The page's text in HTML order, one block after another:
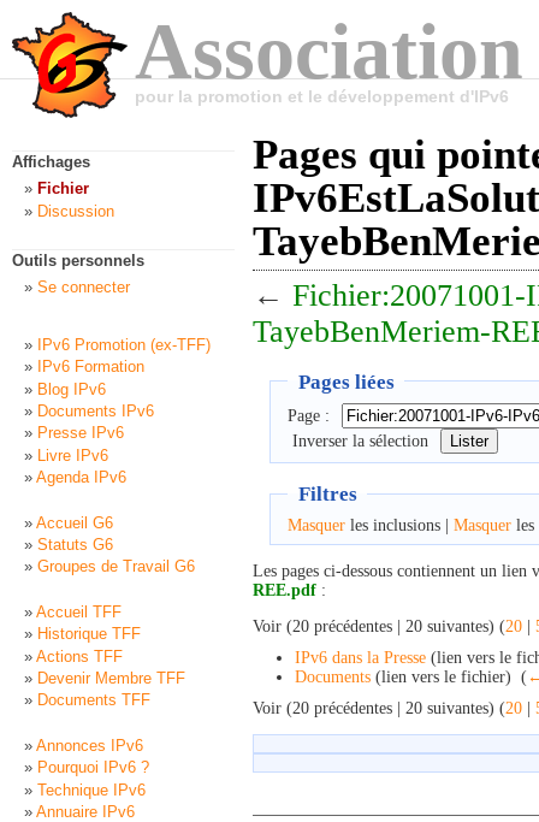
pour la promotion et le développement d'IPv6
Pages qui
←
TayebBenMeriem-
Pages liées
Page :
Inverser la sélection
Filtres
Masquerles inclusions | Masquerles
Les pages ci-dessous contiennent un lien
REE.pdf :
Voir (20 précédentes | 20 suivantes) (20 |
IPv6 dans la Presse (lien vers le
Documents (lien vers le fichier) ‎ (
Voir (20 précédentes | 20 suivantes) (20 |
Affichages
Fichier
Discussion
Outils personnels
Se connecter
IPv6 Promotion (ex-TFF)
IPv6 Formation
Blog IPv6
Documents IPv6
Presse IPv6
Livre IPv6
Agenda IPv6
Accueil G6
Statuts G6
Groupes de Travail G6
Accueil TFF
Historique TFF
Actions TFF
Devenir Membre TFF
Documents TFF
Annonces IPv6
Pourquoi IPv6 ?
Technique IPv6
Annuaire IPv6